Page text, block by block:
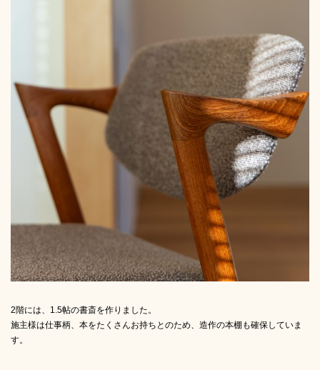
2階には、1.5帖の書斎を作りました。
施主様は仕事柄、本をたくさんお持ちとのため、造作の本棚も確保していま
す。